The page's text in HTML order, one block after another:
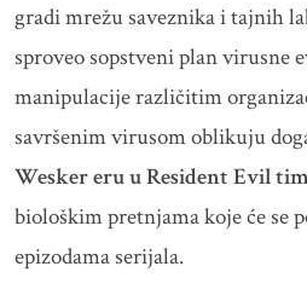
gradi mrežu saveznika i tajnih
sproveo sopstveni plan virusne
manipulacije različitim
savršenim virusom oblikuju
Wesker eru u Resident Evil
biološkim pretnjama koje će se
epizodama serijala.